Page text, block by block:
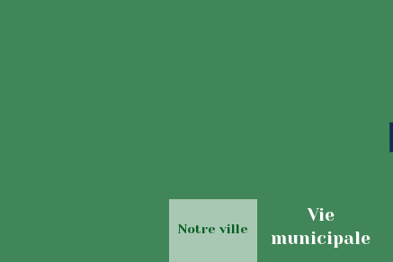
Notre ville
Vie
municipale